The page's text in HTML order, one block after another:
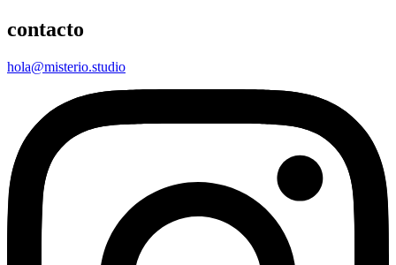
contacto
hola@misterio.studio